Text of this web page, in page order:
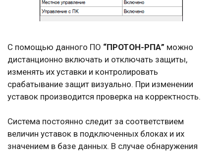
С помощью данного ПО “ПРОТОН-РПА” можно
дистанционно включать и отключать защиты,
изменять их уставки и контролировать
срабатывание защит визуально. При изменении
уставок производится проверка на корректность.
Система постоянно следит за соответствием
величин уставок в подключенных блоках и их
значением в базе данных. В случае обнаружения